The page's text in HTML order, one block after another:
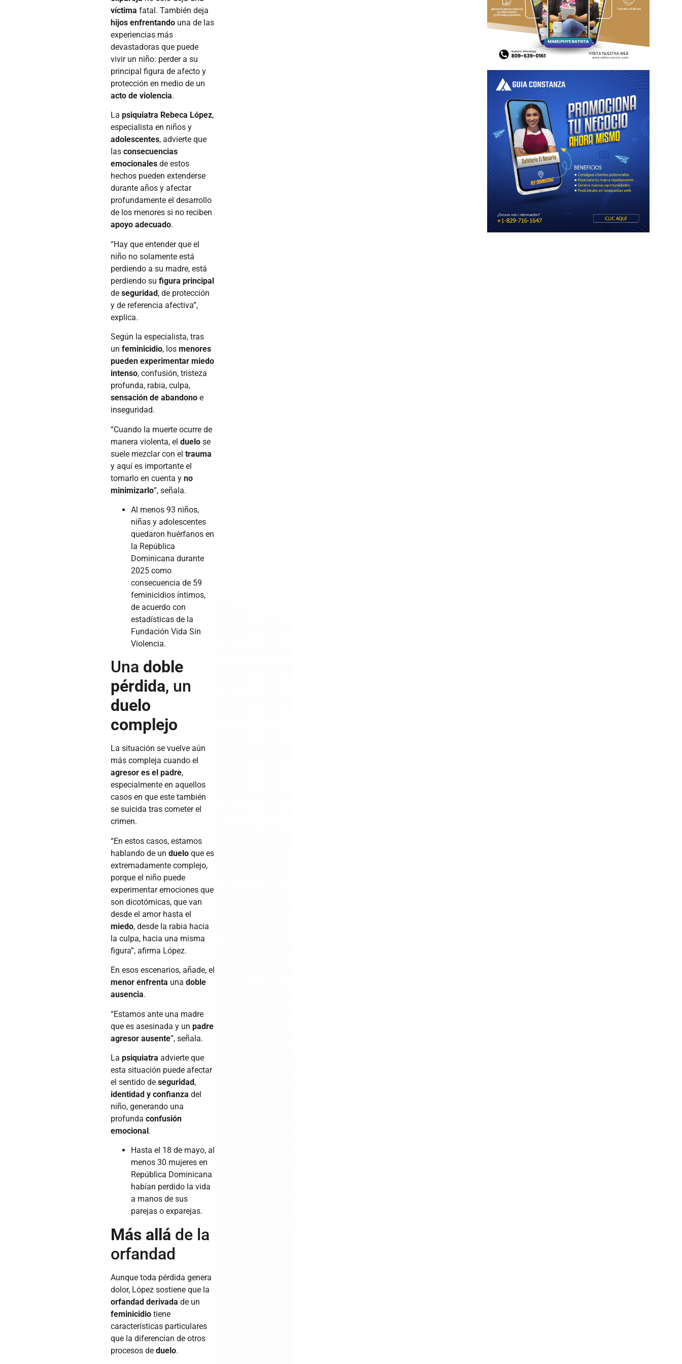
víctima fatal. También deja
hijos enfrentando una de las
experiencias más
devastadoras que puede
vivir un niño: perder a su
principal figura de afecto y
protección en medio de un
acto de violencia.
Lapsiquiatra Rebeca López,
especialista en niños y
adolescentes, advierte que
lasconsecuencias
emocionales de estos
hechos pueden extenderse
durante años y afectar
profundamente el desarrollo
de los menores si no reciben
apoyo adecuado.
“Hay que entender que el
niño no solamente está
perdiendo a su madre, está
perdiendo sufigura principal
deseguridad, de protección
y de referencia afectiva”,
explica.
Según la especialista, tras
unfeminicidio, losmenores
pueden experimentar miedo
intenso, confusión, tristeza
profunda, rabia, culpa,
sensación de abandono e
inseguridad.
“Cuando la muerte ocurre de
manera violenta, elduelo se
suele mezclar con eltrauma
y aquí es importante el
tomarlo en cuenta yno
minimizarlo”, señala.
Al menos 93 niños,
niñas y adolescentes
quedaron huérfanos en
la República
Dominicana durante
2025 como
consecuencia de 59
feminicidios íntimos,
de acuerdo con
estadísticas de la
Fundación Vida Sin
Violencia.
Una doble
pérdida, un
duelo
complejo
La situación se vuelve aún
más compleja cuando el
agresor es el padre,
especialmente en aquellos
casos en que este también
se suicida tras cometer el
crimen.
“En estos casos, estamos
hablando de unduelo que es
extremadamente complejo,
porque el niño puede
experimentar emociones que
son dicotómicas, que van
desde el amor hasta el
miedo, desde la rabia hacia
la culpa, hacia una misma
figura”, afirma López.
En esos escenarios, añade, el
menor enfrenta unadoble
ausencia.
“Estamos ante una madre
que es asesinada y unpadre
agresor ausente”, señala.
Lapsiquiatra advierte que
esta situación puede afectar
el sentido deseguridad,
identidad y confianza del
niño, generando una
profundaconfusión
emocional.
Hasta el 18 de mayo, al
menos 30 mujeres en
República Dominicana
habían perdido la vida
a manos de sus
parejas o exparejas.
Más allá de la
orfandad
Aunque toda pérdida genera
dolor, López sostiene que la
orfandad derivada de un
feminicidio tiene
características particulares
que la diferencian de otros
procesos deduelo.